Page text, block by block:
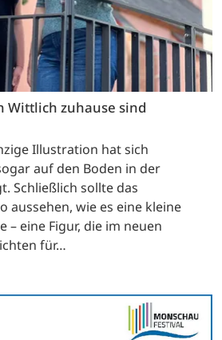
Wittlich zuhause sind
Illustration hat sich
auf den Boden in der
Schließlich sollte das
aussehen, wie es eine kleine
– eine Figur, die im neuen
für…